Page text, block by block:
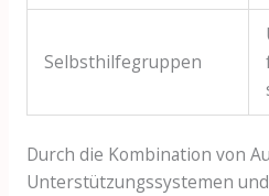
Selbsthilfegruppen
Durch die Kombination von
Unterstützungssystemen und